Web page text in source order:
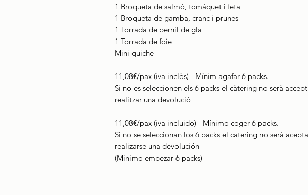
1 Broqueta de salmó, tomàquet i feta
1 Broqueta de gamba, cranc i prunes
1 Torrada de pernil de gla
1 Torrada de foie
Mini quiche
11,08€/pax (iva inclòs) - Mínim agafar 6 packs.
Si no es seleccionen els 6 packs el càtering no serà
realitzar una devolució
11,08€/pax (iva incluido) - Mínimo coger 6 packs.
Si no se seleccionan los 6 packs el catering no será
realizarse una devolución
(Mínimo empezar 6 packs)